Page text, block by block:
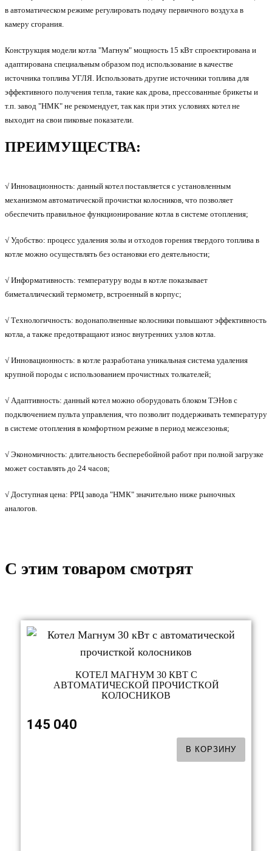
в автоматическом режиме регулировать подачу первичного воздуха в
камеру сгорания.
Конструкция модели котла "Магнум" мощность 15 кВт спроектирована и
адаптирована специальным образом под использование в качестве
источника топлива УГЛЯ. Использовать другие источники топлива для
эффективного получения тепла, такие как дрова, прессованные брикеты и
т.п. завод "НМК" не рекомендует, так как при этих условиях котел не
выходит на свои пиковые показатели.
ПРЕИМУЩЕСТВА:
√ Инновационность: данный котел поставляется с установленным
механизмом автоматической прочистки колосников, что позволяет
обеспечить правильное функционирование котла в системе отопления;
√ Удобство: процесс удаления золы и отходов горения твердого топлива в
котле можно осуществлять без остановки его деятельности;
√ Информативность: температуру воды в котле показывает
биметаллический термометр, встроенный в корпус;
√ Технологичность: водонаполненные колосники повышают эффективность
котла, а также предотвращают износ внутренних узлов котла.
√ Инновационность: в котле разработана уникальная система удаления
крупной породы с использованием прочистных толкателей;
√ Адаптивность: данный котел можно оборудовать блоком ТЭНов с
подключением пульта управления, что позволит поддерживать температуру
в системе отопления в комфортном режиме в период межсезонья;
√ Экономичность: длительность бесперебойной работ при полной загрузке
может составлять до 24 часов;
√ Доступная цена: РРЦ завода "НМК" значительно ниже рыночных
аналогов.
C этим товаром смотрят
КОТЕЛ МАГНУМ 30 КВТ С
АВТОМАТИЧЕСКОЙ ПРОЧИСТКОЙ
КОЛОСНИКОВ
145 040
В КОРЗИНУ